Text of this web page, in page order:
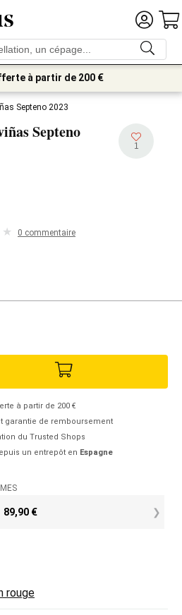
à partir de 200 €
Septeno 2023
Septeno
1
0 commentaire
à partir de 200 €
garantie de remboursement
du Trusted Shops
un entrepôt en Espagne
89,90 €
rouge